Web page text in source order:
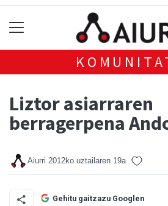
Liztor asiarraren
berragerpena
Aiurri 2012ko uztailaren 19a
Gehitu gaitzazu Googlen